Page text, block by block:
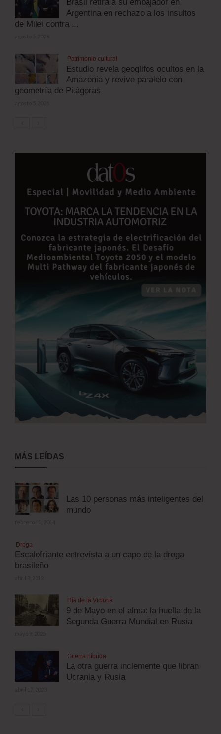
Brasil retira a su embajador en
Argentina en rechazo a los insultos
de Milei contra ...
Patrimonio cultural
Estudio revela geoglifos ocultos en la
Amazonia y revive paralelo con
geometría de Pitágoras
MÁS LEÍDAS
Las 10 personas más inteligentes del
mundo
Droga
Escalofriante entrevista a un capo de la droga
brasileño
Día de la Victoria
9 de Mayo en el alma: la huella de la
Segunda Guerra Mundial en Rusia
Guerra híbrida
La otra guerra inclemente que libran
Ucrania y Rusia